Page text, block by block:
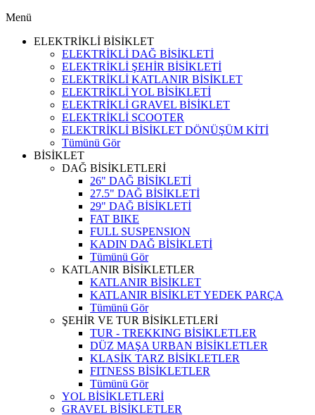
Menü
ELEKTRİKLİ BİSİKLET
ELEKTRİKLİ DAĞ BİSİKLETİ
ELEKTRİKLİ ŞEHİR BİSİKLETİ
ELEKTRİKLİ KATLANIR BİSİKLET
ELEKTRİKLİ YOL BİSİKLETİ
ELEKTRİKLİ GRAVEL BİSİKLET
ELEKTRİKLİ SCOOTER
ELEKTRİKLİ BİSİKLET DÖNÜŞÜM KİTİ
Tümünü Gör
BİSİKLET
DAĞ BİSİKLETLERİ
26" DAĞ BİSİKLETİ
27.5" DAĞ BİSİKLETİ
29" DAĞ BİSİKLETİ
FAT BIKE
FULL SUSPENSION
KADIN DAĞ BİSİKLETİ
Tümünü Gör
KATLANIR BİSİKLETLER
KATLANIR BİSİKLET
KATLANIR BİSİKLET YEDEK PARÇA
Tümünü Gör
ŞEHİR VE TUR BİSİKLETLERİ
TUR - TREKKING BİSİKLETLER
DÜZ MAŞA URBAN BİSİKLETLER
KLASİK TARZ BİSİKLETLER
FITNESS BİSİKLETLER
Tümünü Gör
YOL BİSİKLETLERİ
GRAVEL BİSİKLETLER